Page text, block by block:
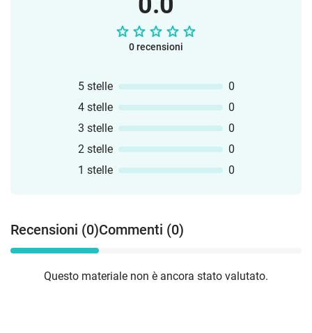
0 recensioni
5 stelle
0
4 stelle
0
3 stelle
0
2 stelle
0
1 stelle
0
Recensioni (0)Commenti (0)
Questo materiale non è ancora stato valutato.